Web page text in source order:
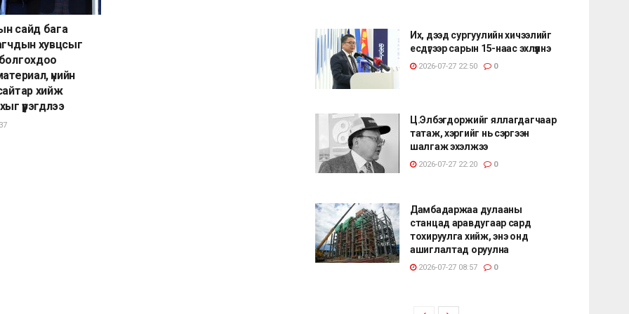
сайд бага
хувцсыг
үнийн
хийж
үүрэгдлээ
Их, дээд сургуулийн хичээлийг
есдүгээр сарын 15-наас эхлүүлнэ
2026-07-27 22:50 0
Ц.Элбэгдоржийг яллагдагчаар
татаж, хэргийг нь сэргээн
шалгаж эхэлжээ
2026-07-27 22:20 0
Дамбадаржаа дулааны
станцад аравдугаар сард
тохируулга хийж, энэ онд
ашиглалтад оруулна
2026-07-27 08:57 0